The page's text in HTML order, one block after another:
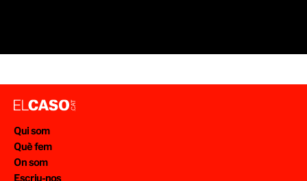
Qui som
Què fem
On som
Escriu-nos